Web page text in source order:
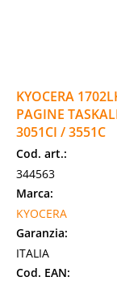
KYOCERA
PAGINE
3051CI / 3551C
Cod. art.:
344563
Marca:
KYOCERA
Garanzia:
ITALIA
Cod. EAN: